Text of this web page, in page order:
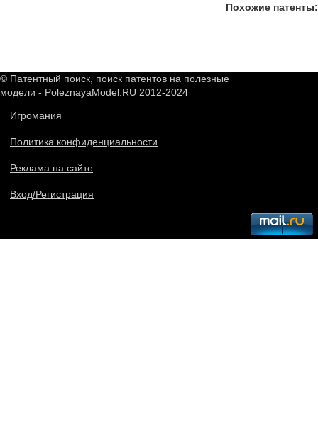
Похожие патенты:
© Патентный поиск, поиск патентов на полезные
модели - PoleznayaModel.RU 2012-2024
Игромания
Политика конфиденциальности
Реклама на сайте
Вход/Регистрация